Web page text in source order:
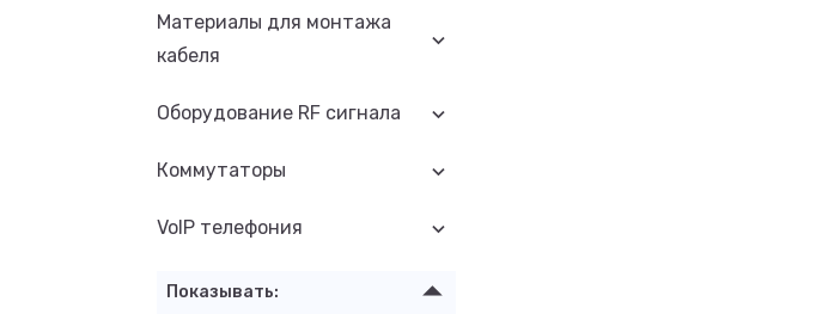
Материалы для монтажа
кабеля
Оборудование RF сигнала
Коммутаторы
VoIP телефония
Показывать: